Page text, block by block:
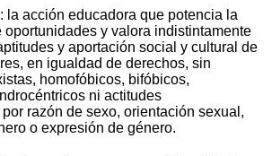
la acción educadora que potencia la
oportunidades y valora indistintamente
y aportación social y cultural de
en igualdad de derechos, sin
homofóbicos, bifóbicos,
ni actitudes
razón de sexo, orientación sexual,
o expresión de género.